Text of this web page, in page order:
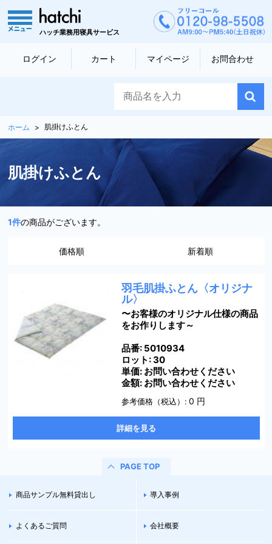
ハッチ業務用寝具サービス
ログイン カート マイページ お問合わせ
ホーム 肌掛けふとん
肌掛けふとん
1件の商品がございます。
価格順 新着順
羽毛肌掛ふとん〈オリジナ
ル〉
〜お客様のオリジナル仕様の商品
をお作りします～
品番: 5010934
ロット: 30
単価: お問い合わせください
金額: お問い合わせください
参考価格（税込）: 0 円
詳細を見る
PAGE TOP
商品サンプル無料貸出し 導入事例
よくあるご質問 会社概要